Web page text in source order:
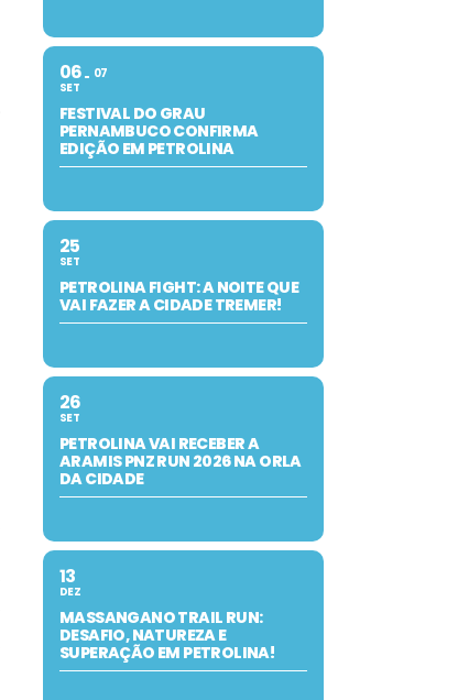
06
SET
07
FESTIVAL DO GRAU
PERNAMBUCO CONFIRMA
EDIÇÃO EM PETROLINA
25
SET
PETROLINA FIGHT: A NOITE QUE
VAI FAZER A CIDADE TREMER!
26
SET
PETROLINA VAI RECEBER A
ARAMIS PNZ RUN 2026 NA ORLA
DA CIDADE
13
DEZ
MASSANGANO TRAIL RUN:
DESAFIO, NATUREZA E
SUPERAÇÃO EM PETROLINA!